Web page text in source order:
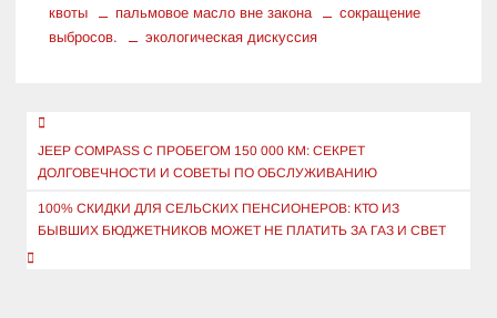
квоты
пальмовое масло вне закона
сокращение
выбросов.
экологическая дискуссия
Навигация
по
записям
JEEP COMPASS С ПРОБЕГОМ 150 000 КМ: СЕКРЕТ
ДОЛГОВЕЧНОСТИ И СОВЕТЫ ПО ОБСЛУЖИВАНИЮ
100% СКИДКИ ДЛЯ СЕЛЬСКИХ ПЕНСИОНЕРОВ: КТО ИЗ
БЫВШИХ БЮДЖЕТНИКОВ МОЖЕТ НЕ ПЛАТИТЬ ЗА ГАЗ И СВЕТ